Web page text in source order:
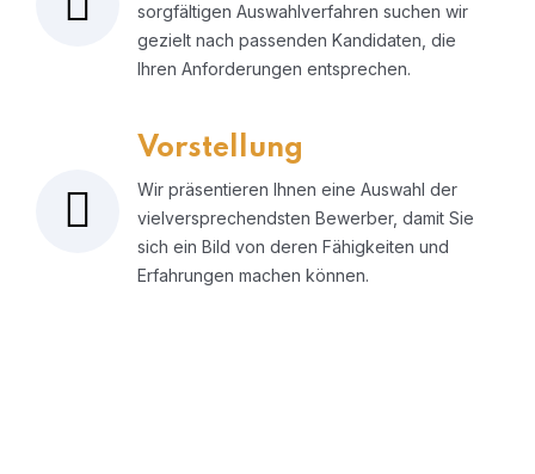
sorgfältigen Auswahlverfahren suchen wir
gezielt nach passenden Kandidaten, die
Ihren Anforderungen entsprechen.
Vorstellung
Wir präsentieren Ihnen eine Auswahl der
vielversprechendsten Bewerber, damit Sie
sich ein Bild von deren Fähigkeiten und
Erfahrungen machen können.